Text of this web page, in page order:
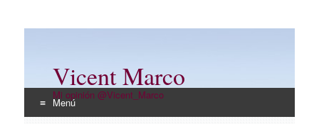
Vicent Marco
Mi opinión @Vicent_Marco
Menú